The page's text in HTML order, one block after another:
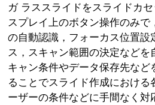
ガ ラススライドをスライドカ
スプレイ上のボタン操作のみ
の自動認識，フォーカス位置設
ス，スキャン範囲の決定などを
キャン条件やデータ保存先など
ることでスライド作成におけ
ーザーの条件などに手間なく対